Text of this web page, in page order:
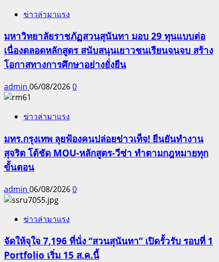
ข่าวล่ามาแรง
มหาวิทยาลัยราชภัฏสวนสุนันทา มอบ 29 ทุนแบบต่อ
เนื่องตลอดหลักสูตร สนับสนุนเยาวชนเรียนจนจบ สร้าง
โอกาสทางการศึกษาอย่างยั่งยืน
admin 06/08/20260
ข่าวล่ามาแรง
มทร.กรุงเทพ ลุยฟ้องคนปล่อยข่าวเท็จ! ยืนยันทำงาน
สุจริต โต้ชัด MOU-หลักสูตร-วีซ่า ทำตามกฎหมายทุก
ขั้นตอน
admin 06/08/20260
ข่าวล่ามาแรง
จัดให้จุใจ 7,196 ที่นั่ง “สวนสุนันทา” เปิดรั้วรับ รอบที่ 1
Portfolio เริ่ม 15 ส.ค.นี้